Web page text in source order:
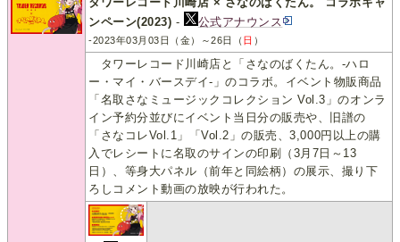
ンペーン(2023) - 公式アナウンス
-2023年03月03日（金）～26日（ 日 ）
タワーレコード川崎店と「さなのばくたん。-ハロ
ー・マイ・バースデイ-」のコラボ。イベント物販商品
「名取さなミュージックコレクション Vol.3」のオンラ
イン予約分並びにイベント当日分の販売や、旧譜の
「さなコレVol.1」「Vol.2」の販売、3,000円以上の購
入でレシートに名取のサインの印刷（3月7日～13
日）、等身大パネル（前年と同絵柄）の展示、撮り下
ろしコメント動画の放映が行われた。